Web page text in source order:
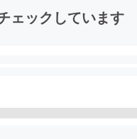
ェックしています